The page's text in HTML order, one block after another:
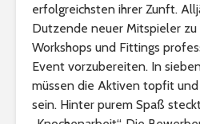
erfolgreichsten ihrer Zunft.
Dutzende neuer Mitspieler
Workshops und Fittings
Event vorzubereiten. In
müssen die Aktiven topfit und
sein. Hinter purem Spaß